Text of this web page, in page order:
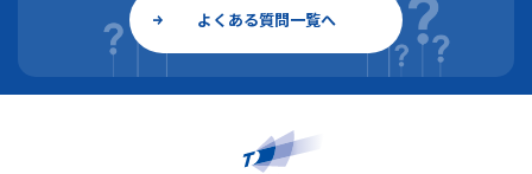
よくある質問一覧へ